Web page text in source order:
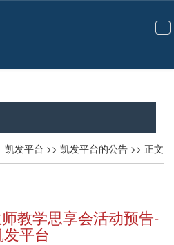
切
航
凯发平台 >> 凯发平台的公告 >> 正文
教学思享会活动预告-
发平台